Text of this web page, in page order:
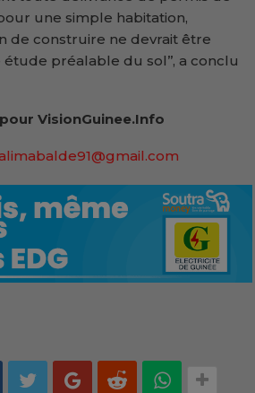
une simple habitation,
de construire ne devrait être
préalable du sol’’, a conclu
VisionGuinee.Info